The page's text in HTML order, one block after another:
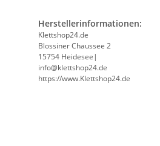
Herstellerinformationen:
Klettshop24.de
Blossiner Chaussee 2
15754 Heidesee|
info@klettshop24.de
https://www.Klettshop24.de